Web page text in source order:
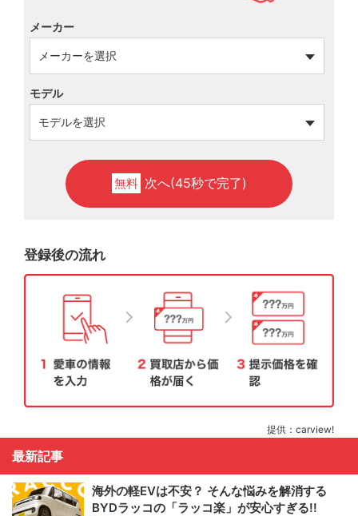
メーカー
モデル
無料 次へ(45秒で完了)
登録後の流れ
提供：carview!
最新記事
海外の軽EVは不安？ そんな悩みを解消する
BYDラッコの「ラッコ楽」が安心すぎる!!